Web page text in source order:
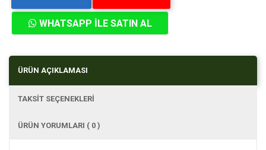
WHATSAPP İLE SATIN AL
ÜRÜN AÇIKLAMASI
TAKSİT SEÇENEKLERİ
ÜRÜN YORUMLARI ( 0 )